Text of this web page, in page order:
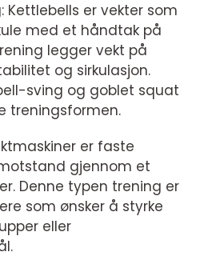
Kettlebells er vekter som
med et håndtak på
legger vekt på
og sirkulasjon.
sving og goblet squat
treningsformen.
er faste
gjennom et
Denne typen trening er
som ønsker å styrke
eller